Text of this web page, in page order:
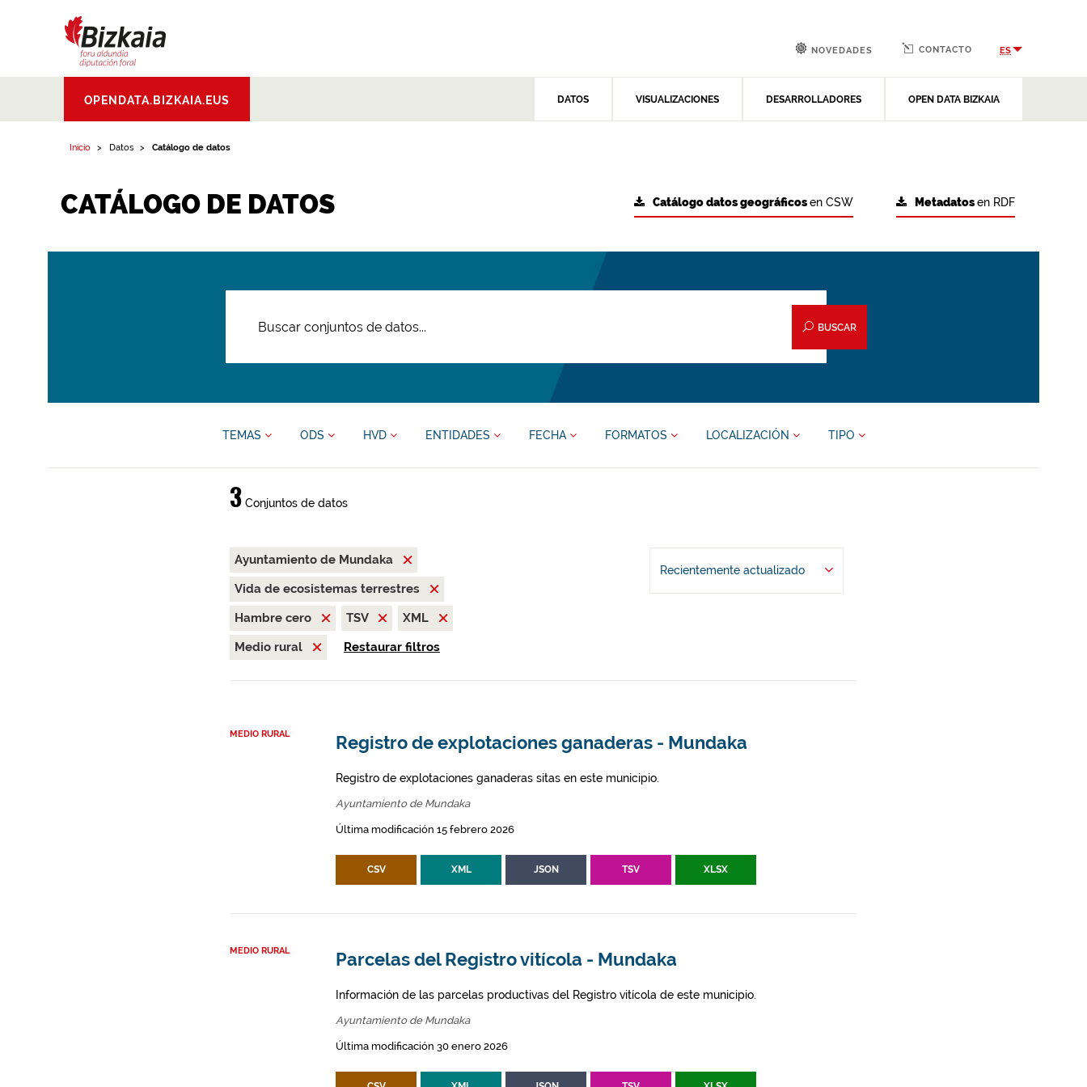
Aldundia.Diputacion
Foral de Bizkaia
OPENDATA.BIZKAIA.EUS DATOS VISUALIZACIONES DESARROLLADORES OPEN DATA BIZKAIA
NOVEDADES CONTACTO ES
Inicio Datos Catálogo de datos
CATÁLOGO DE DATOS Metadatosen RDF
Catálogo datos geográficosen CSW
BUSCAR
TEMAS ODS HVD ENTIDADES FECHA FORMATOS LOCALIZACIÓN TIPO
3Conjuntos de datos
Ayuntamiento de Mundaka
Vida de ecosistemas terrestres
Hambre cero
TSV
XML
Medio rural
Restaurar filtros
Recientemente actualizado
MEDIO RURAL Registro de explotaciones ganaderas - Mundaka
Registro de explotaciones ganaderas sitas en este municipio.
Ayuntamiento de Mundaka
Última modificación 15 febrero 2026
CSV XML JSON TSV XLSX
MEDIO RURAL Parcelas del Registro vitícola - Mundaka
Información de las parcelas productivas del Registro vitícola de este municipio.
Ayuntamiento de Mundaka
Última modificación 30 enero 2026